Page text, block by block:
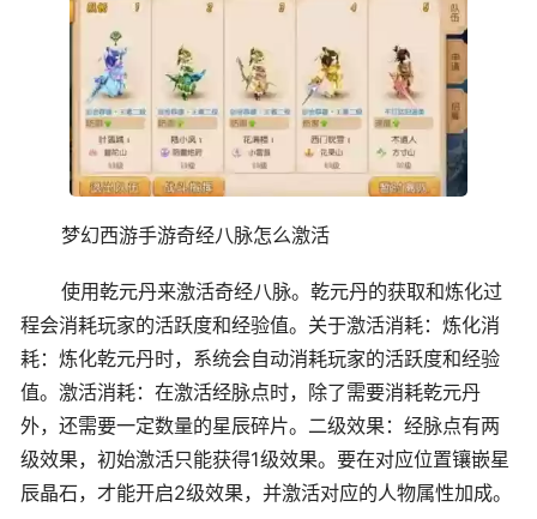
梦幻西游手游奇经八脉怎么激活
使用乾元丹来激活奇经八脉。乾元丹的获取和炼化过
程会消耗玩家的活跃度和经验值。关于激活消耗：炼化消
耗：炼化乾元丹时，系统会自动消耗玩家的活跃度和经验
值。激活消耗：在激活经脉点时，除了需要消耗乾元丹
外，还需要一定数量的星辰碎片。二级效果：经脉点有两
级效果，初始激活只能获得1级效果。要在对应位置镶嵌星
辰晶石，才能开启2级效果，并激活对应的人物属性加成。